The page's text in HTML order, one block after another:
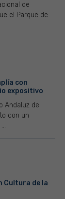
de
el Parque de
con
expositivo
Andaluz de
con un
Cultura de la